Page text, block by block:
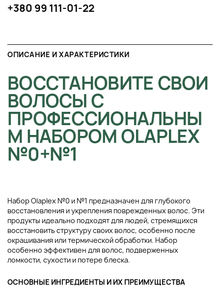
+380 99 111-01-22
ОПИСАНИЕ И ХАРАКТЕРИСТИКИ
ВОССТАНОВИТЕ СВОИ
ВОЛОСЫ С
ПРОФЕССИОНАЛЬНЫ
М НАБОРОМ OLAPLEX
№0+№1
Набор Olaplex №0 и №1 предназначен для глубокого
восстановления и укрепления поврежденных волос. Эти
продукты идеально подходят для людей, стремящихся
восстановить структуру своих волос, особенно после
окрашивания или термической обработки. Набор
особенно эффективен для волос, подверженных
ломкости, сухости и потере блеска.
ОСНОВНЫЕ ИНГРЕДИЕНТЫ И ИХ ПРЕИМУЩЕСТВА